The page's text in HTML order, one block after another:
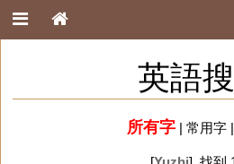
英語
所有字| 常用字|